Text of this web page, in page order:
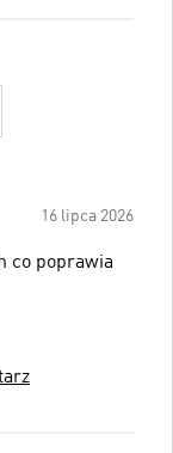
16 lipca 2026
co poprawia